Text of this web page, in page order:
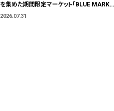
を集めた期間限定マーケット「BLUE MARKE
T」が横浜に。ブランドではなく、"色"から出会
2026.07.31